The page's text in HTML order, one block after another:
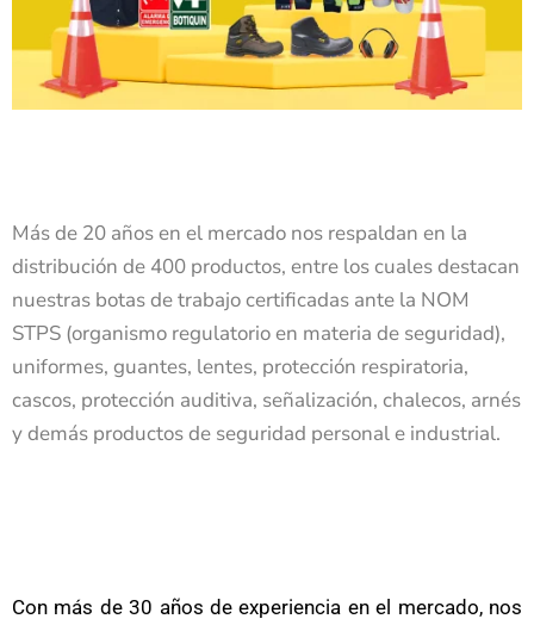
Más de 20 años en el mercado nos respaldan en la
distribución de 400 productos, entre los cuales destacan
nuestras botas de trabajo certificadas ante la NOM
STPS (organismo regulatorio en materia de seguridad),
uniformes, guantes, lentes, protección respiratoria,
cascos, protección auditiva, señalización, chalecos, arnés
y demás productos de seguridad personal e industrial.
Con más de 30 años de experiencia en el mercado, nos